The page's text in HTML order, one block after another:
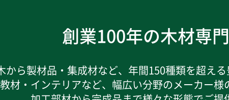
創業100年の木材専
から製材品・集成材など、年間150種類を超え
材・インテリアなど、幅広い分野のメーカー様